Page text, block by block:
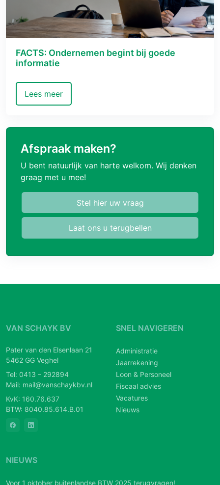
FACTS: Ondernemen begint bij goede
informatie
Lees meer
Afspraak maken?
U bent natuurlijk van harte welkom. Wij denken
graag met u mee!
Stel hier uw vraag
Laat ons u terugbellen
VAN SCHAYK BV
Pater van den Elsenlaan 21
5462 GG Veghel
Tel: 0413 – 292894
Mail: mail@vanschaykbv.nl
KvK: 160.76.637
BTW: 8040.85.614.B.01
SNEL NAVIGEREN
Administratie
Jaarrekening
Loon & Personeel
Fiscaal advies
Vacatures
Nieuws
NIEUWS
Voor 1 oktober buitenlandse BTW 2025 terugvragen!